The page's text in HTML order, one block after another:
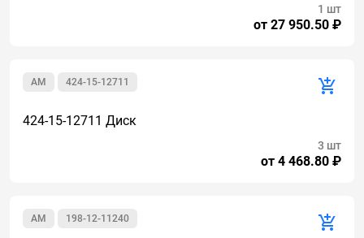
от 27 950.50 ₽
1 шт
424-15-12711
AM
424-15-12711 Диск
от 4 468.80 ₽
3 шт
198-12-11240
AM